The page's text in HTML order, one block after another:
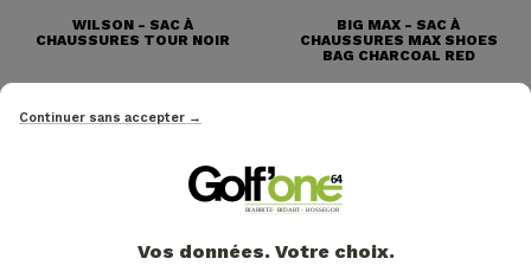
WILSON - SAC À
CHAUSSURES TOUR NOIR
BIG MAX - SAC À
CHAUSSURES MAX SHOES
BAG CHARCOAL RED
VOS AVIS
Continuer sans accepter →
Vos données. Votre choix.